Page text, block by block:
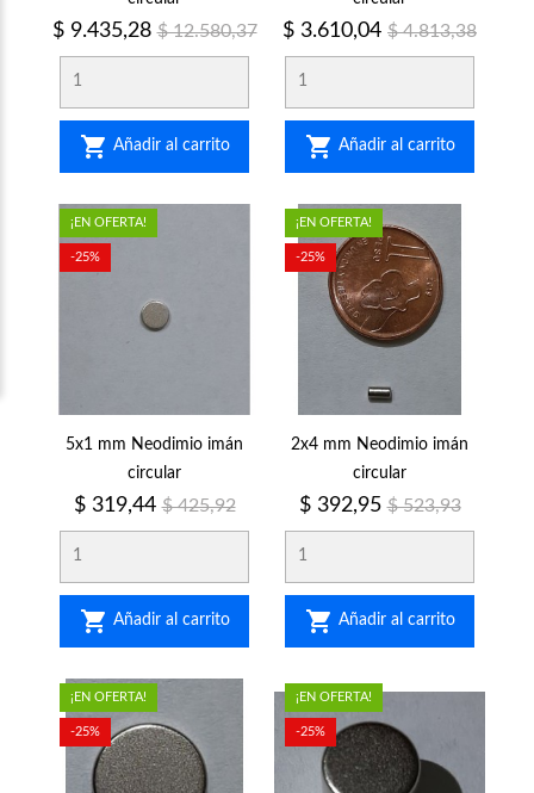
Precio
$ 9.435,28 Precio
regular
$ 12.580,37
 Añadir al carrito
Precio
$ 3.610,04 Precio
regular
$ 4.813,38
 Añadir al carrito
5x1 mm Neodimio imán
circular
Precio
$ 319,44 Precio
regular
$ 425,92
 Añadir al carrito
¡EN OFERTA!
-25%
2x4 mm Neodimio imán
circular
Precio
$ 392,95 Precio
regular
$ 523,93
 Añadir al carrito
¡EN OFERTA!
-25%
¡EN OFERTA!
-25%
¡EN OFERTA!
-25%